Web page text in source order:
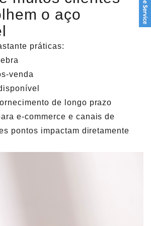
o aço
práticas:
venda
de longo prazo
e-commerce e canais de
pontos impactam diretamente